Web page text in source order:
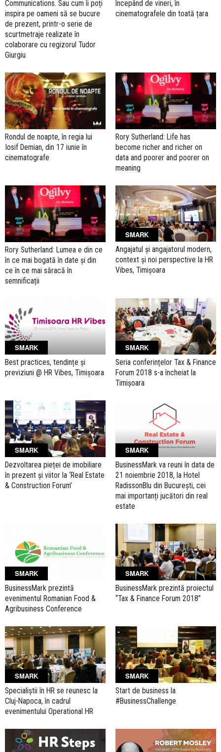
Communications. Sau cum îi poți
inspira pe oameni să se bucure
de prezent, printr-o serie de
scurtmetraje realizate în
colaborare cu regizorul Tudor
Giurgiu
începând de vineri, în
cinematografele din toată țara
Rondul de noapte, în regia lui
Iosif Demian, din 17 iunie în
cinematografe
Rory Sutherland: Life has
become richer and richer on
data and poorer and poorer on
meaning
Rory Sutherland: Lumea e din ce
în ce mai bogată în date și din
ce în ce mai săracă în
semnificații
SMARK
Angajatul și angajatorul modern,
context și noi perspective la HR
Vibes, Timișoara
SMARK
Best practices, tendințe și
previziuni @ HR Vibes, Timișoara
SMARK
Seria conferințelor Tax & Finance
Forum 2018 s-a încheiat la
Timișoara
SMARK
Dezvoltarea pieței de imobiliare
în prezent și viitor la ‘Real Estate
& Construction Forum’
SMARK
BusinessMark va reuni în data de
21 noiembrie 2018, la Hotel
RadissonBlu din București, cei
mai importanți jucători din real
estate
SMARK
BusinessMark prezintă
evenimentul Romanian Food &
Agribusiness Conference
SMARK
BusinessMark prezintă proiectul
“Tax & Finance Forum 2018”
SMARK
Specialiștii în HR se reunesc la
Cluj-Napoca, în cadrul
evenimentului Operational HR
SMARK
Start de business la
#BusinessChallenge